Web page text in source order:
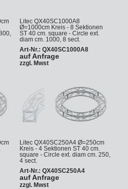
Litec QX40SC1000A8
Ø=1000cm Kreis - 8 Sektionen
ST 40 cm. square - Circle ext.
diam cm. 1000, 8 sect.
Art-Nr.: QX40SC1000A8
auf Anfrage
zzgl. Mwst
Litec QX40SC250A4 Ø=250cm
Kreis - 4 Sektionen ST 40 cm.
square - Circle ext. diam cm. 250,
4 sect.
Art-Nr.: QX40SC250A4
auf Anfrage
zzgl. Mwst